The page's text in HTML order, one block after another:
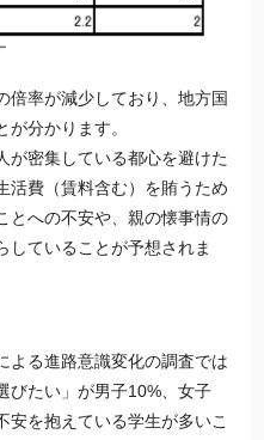
倍率が減少しており、地方国
分かります。
が密集している都心を避けた
活費（賃料含む）を賄うため
とへの不安や、親の懐事情の
していることが予想されま
よる進路意識変化の調査では
びたい」が男子10%、女子
安を抱えている学生が多いこ